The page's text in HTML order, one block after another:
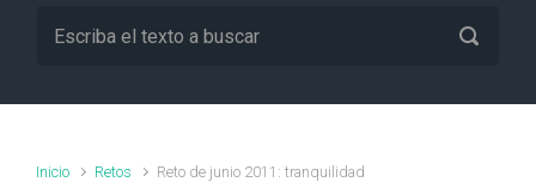
Inicio Retos Reto de junio 2011: tranquilidad